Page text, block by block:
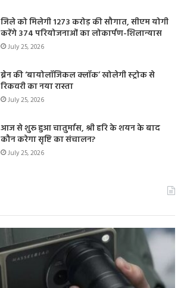
जिले को मिलेगी 1273 करोड़ की सौगात, सीएम योगी
करेंगे 374 परियोजनाओं का लोकार्पण-शिलान्यास
July 25, 2026
ब्रेन की ‘बायोलॉजिकल क्लॉक’ खोलेगी स्ट्रोक से
रिकवरी का नया रास्ता
July 25, 2026
आज से शुरू हुआ चातुर्मास, श्री हरि के शयन के बाद
कौन करेगा सृष्टि का संचालन?
July 25, 2026